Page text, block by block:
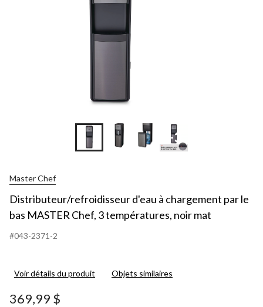
+3
Master Chef
Distributeur/refroidisseur d'eau à chargement par le
bas MASTER Chef, 3 températures, noir mat
#043-2371-2
Voir détails du produit Objets similaires
369,99 $